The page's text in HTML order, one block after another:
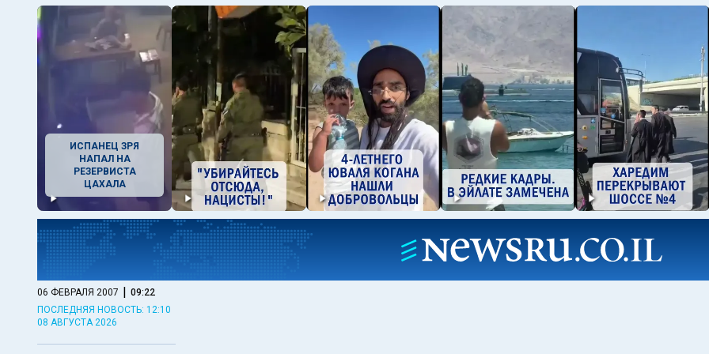
ИСПАНЕЦ ЗРЯ
НАПАЛ НА
РЕЗЕРВИСТА
ЦАХАЛА
06 ФЕВРАЛЯ 2007 | 09:22
ПОСЛЕДНЯЯ НОВОСТЬ: 12:10
08 АВГУСТА 2026